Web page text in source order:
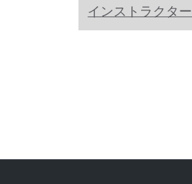
インストラクター